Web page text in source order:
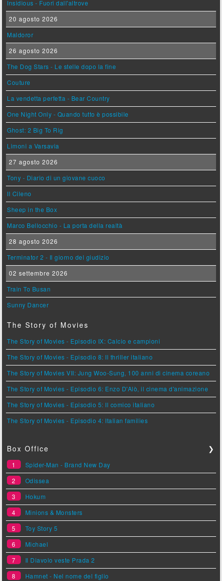
Insidious - Fuori dall'altrove
20 agosto 2026
Maldoror
26 agosto 2026
The Dog Stars - Le stelle dopo la fine
Couture
La vendetta perfetta - Bear Country
One Night Only - Quando tutto è possibile
Ghost: 2 Big To Rig
Limoni a Varsavia
27 agosto 2026
Tony - Diario di un giovane cuoco
Il Cileno
Sheep in the Box
Marco Bellocchio - La porta della realtà
28 agosto 2026
Terminator 2 - Il giorno del giudizio
02 settembre 2026
Train To Busan
Sunny Dancer
The Story of Movies
The Story of Movies - Episodio IX: Calcio e campioni
The Story of Movies - Episodio 8: Il thriller italiano
The Story of Movies VII: Jung Woo-Sung, 100 anni di cinema coreano
The Story of Movies - Episodio 6: Enzo D'Alò, il cinema d'animazione
The Story of Movies - Episodio 5: Il comico italiano
The Story of Movies - Episodio 4: Italian families
Box Office ❯
1
Spider-Man - Brand New Day
2
Odissea
3
Hokum
4
Minions & Monsters
5
Toy Story 5
6
Michael
7
Il Diavolo veste Prada 2
8
Hamnet - Nel nome del figlio